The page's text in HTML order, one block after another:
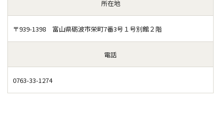
所在地
〒939-1398 富山県砺波市栄町7番3号１号別館２階
電話
0763-33-1274